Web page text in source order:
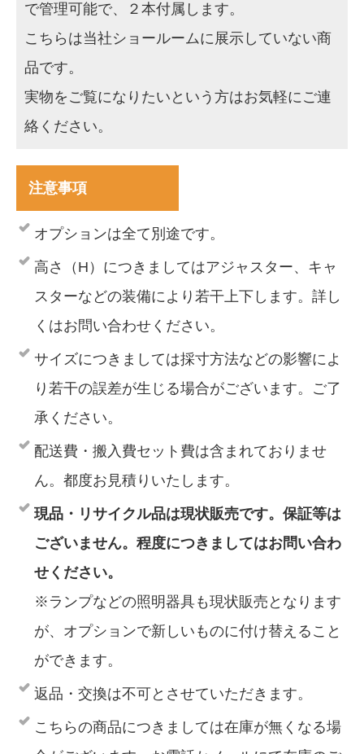
で管理可能で、２本付属します。
こちらは当社ショールームに展示していない商
品です。
実物をご覧になりたいという方はお気軽にご連
絡ください。
注意事項
オプションは全て別途です。
高さ（H）につきましてはアジャスター、キャ
スターなどの装備により若干上下します。詳し
くはお問い合わせください。
サイズにつきましては採寸方法などの影響によ
り若干の誤差が生じる場合がございます。ご了
承ください。
配送費・搬入費セット費は含まれておりませ
ん。都度お見積りいたします。
現品・リサイクル品は現状販売です。保証等は
ございません。程度につきましてはお問い合わ
せください。
※ランプなどの照明器具も現状販売となります
が、オプションで新しいものに付け替えること
ができます。
返品・交換は不可とさせていただきます。
こちらの商品につきましては在庫が無くなる場